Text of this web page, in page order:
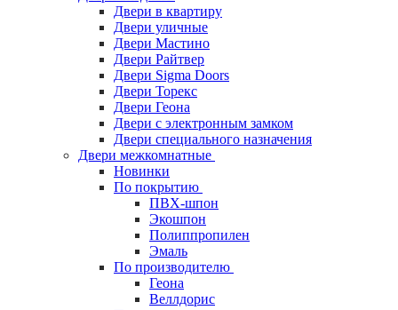
Двери в квартиру
Двери уличные
Двери Мастино
Двери Райтвер
Двери Sigma Doors
Двери Торекс
Двери Геона
Двери с электронным замком
Двери специального назначения
Двери межкомнатные
Новинки
По покрытию
ПВХ-шпон
Экошпон
Полиппропилен
Эмаль
По производителю
Геона
Веллдорис